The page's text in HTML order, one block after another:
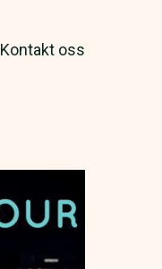
Kontakt oss